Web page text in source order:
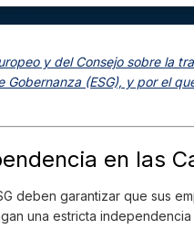
y del Consejo sobre la
(ESG), y por el
en las
deben garantizar que sus
una estricta independencia